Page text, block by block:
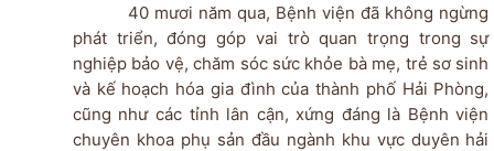
40 mươi năm qua, Bệnh viện đã không ngừng
phát triển, đóng góp vai trò quan trọng trong sự
nghiệp bảo vệ, chăm sóc sức khỏe bà mẹ, trẻ sơ sinh
và kế hoạch hóa gia đình của thành phố Hải Phòng,
cũng như các tỉnh lân cận, xứng đáng là Bệnh viện
chuyên khoa phụ sản đầu ngành khu vực duyên hải